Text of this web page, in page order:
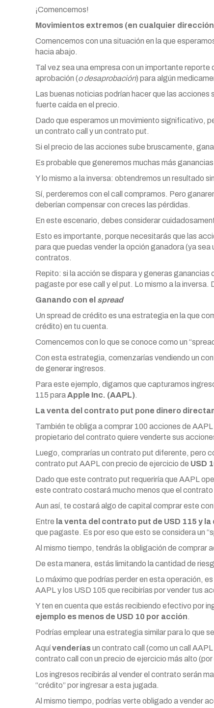
¡Comencemos!
Movimientos extremos (en cualquier
Comencemos con una situación en la que
hacia abajo.
Tal vez sea una empresa con un importante
aprobación (o desaprobación) para algún
Las buenas noticias podrían hacer que las
fuerte caída en el precio.
Dado que esperamos un movimiento significativo,
un contrato call y un contrato put.
Si el precio de las acciones sube bruscamente,
Es probable que generemos muchas más
Y lo mismo a la inversa: obtendremos un resultado
Sí, perderemos con el call compramos. Pero
deberían compensar con creces las pérdidas.
En este escenario, debes considerar
Esto es importante, porque necesitarás que las
para que puedas vender la opción ganadora (ya
contratos.
Repito: si la acción se dispara y generas ganancias
pagaste por ese call y el put. Lo mismo a la inversa.
Ganando con el spread
Un spread de crédito es una estrategia en la que
crédito) en tu cuenta.
Comencemos con lo que se conoce como un
Con esta estrategia, comenzarías vendiendo un
de generar ingresos.
Para este ejemplo, digamos que capturamos
115 paraApple Inc. (AAPL).
La venta del contrato put pone dinero
También te obliga a comprar 100 acciones de
propietario del contrato quiere venderte sus
Luego, comprarías un contrato put diferente, pero
contrato put AAPL con precio de ejercicio de USD
Dado que este contrato put requeriría que AAPL
este contrato costará mucho menos que el contrato
Aun así, te costará algo de capital comprar este
Entre la venta del contrato put de USD 115 y
que pagaste. Es por eso que esto se considera un
Al mismo tiempo, tendrás la obligación de comprar
De esta manera, estás limitando la cantidad de
Lo máximo que podrías perder en esta operación,
AAPL y los USD 105 que recibirías por vender tus
Y ten en cuenta que estás recibiendo efectivo por
ejemplo es menos de USD 10 por acción.
Podrías emplear una estrategia similar para lo que
Aquívenderíasun contrato call (como un call
contrato call con un precio de ejercicio más alto
Los ingresos recibirás al vender el contrato serán
“crédito” por ingresar a esta jugada.
Al mismo tiempo, podrías verte obligado a vender